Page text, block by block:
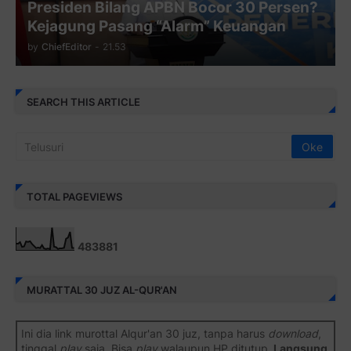
Presiden Bilang APBN Bocor 30 Persen?
Kejagung Pasang “Alarm” Keuangan
by ChiefEditor - 21.53
SEARCH THIS ARTICLE
TOTAL PAGEVIEWS
483881
MURATTAL 30 JUZ AL-QUR'AN
Ini dia link murottal Alqur'an 30 juz, tanpa harus download,